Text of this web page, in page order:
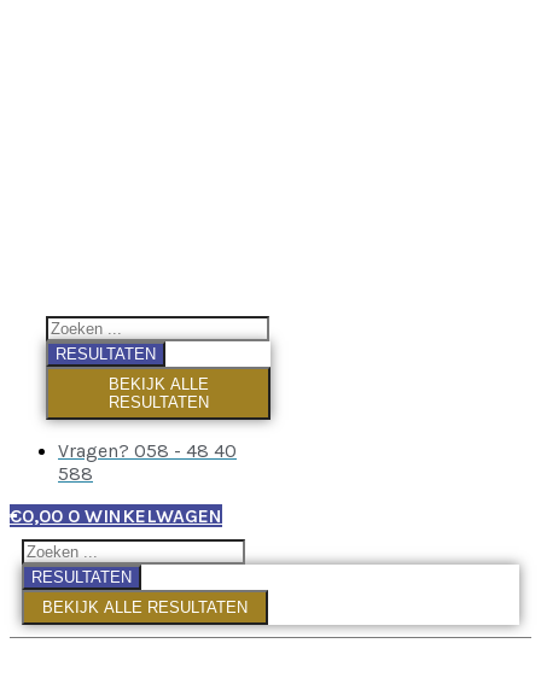
RESULTATEN
BEKIJK ALLE
RESULTATEN
Vragen? 058 - 48 40
588
€0,00 0 WINKELWAGEN
RESULTATEN
BEKIJK ALLE RESULTATEN